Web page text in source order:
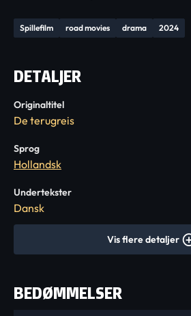
Spillefilm road movies drama 2024
DETALJER
Originaltitel
De terugreis
Sprog
Hollandsk
Undertekster
Dansk
Vis flere detaljer
BEDØMMELSER